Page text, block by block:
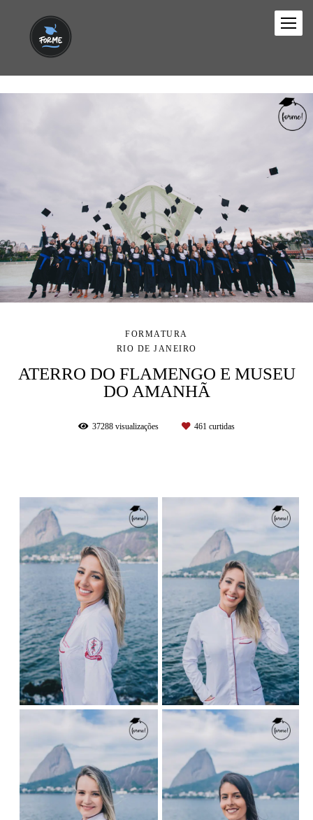
FORMATURA
RIO DE JANEIRO
ATERRO DO FLAMENGO E MUSEU
DO AMANHÃ
37288 visualizações 461 curtidas